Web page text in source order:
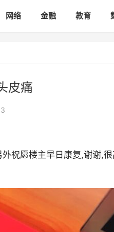
网络 金融 教育
皮痛
祝愿楼主早日康复,谢谢,